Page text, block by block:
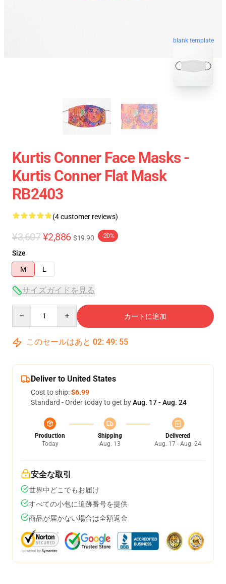
blank template
Kurtis Conner Face Masks -
Kurtis Conner Flat Mask
RB2403
(4 customer reviews)
¥3,607 ¥2,886 $19.90 -20%
Size
M
L
サイズガイドを見る
カートに追加
このセールはあと 02: 49: 54
Deliver to United States
Cost to ship:$6.99
Standard - Order today to get byAug. 17 - Aug. 24
Production
Today
Shipping
Aug. 13
Delivered
Aug. 17 - Aug. 24
安全な取引
世界中どこでもお届け
すべての小包に追跡番号を提供
商品が届かない場合は全額返金